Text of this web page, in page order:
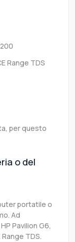
Range TDS
per questo
o del
portatile o
Ad
Pavilion G6,
TDS.